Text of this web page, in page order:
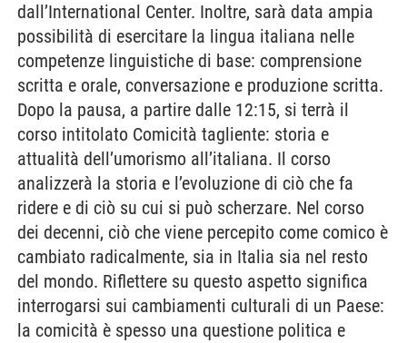
dall’International Center. Inoltre, sarà data ampia
possibilità di esercitare la lingua italiana nelle
competenze linguistiche di base: comprensione
scritta e orale, conversazione e produzione scritta.
Dopo la pausa, a partire dalle 12:15, si terrà il
corso intitolato Comicità tagliente: storia e
attualità dell’umorismo all’italiana. Il corso
analizzerà la storia e l’evoluzione di ciò che fa
ridere e di ciò su cui si può scherzare. Nel corso
dei decenni, ciò che viene percepito come comico è
cambiato radicalmente, sia in Italia sia nel resto
del mondo. Riflettere su questo aspetto significa
interrogarsi sui cambiamenti culturali di un Paese:
la comicità è spesso una questione politica e